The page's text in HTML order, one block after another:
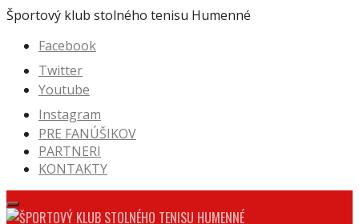
Prejsť
obsah
Športový klub stolného tenisu Humenné
Facebook
Twitter
Youtube
Instagram
PRE FANÚŠIKOV
PARTNERI
KONTAKTY